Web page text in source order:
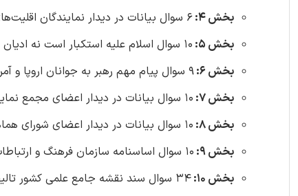
بخش 4:
6 سوال بیانات در دیدار نمایندگان اقلیت‌های مذهبی کشور در مجلس شورای اسلامی‌ 1393/11/06
بخش 5:
10 سوال اسلام علیه استکبار است نه ادیان دیگر 1393/10/17
بخش 6:
9 سوال پیام مهم رهبر به جوانان اروپا و آمریکای شمالی مورخ 1393/11/01
بخش 7:
10 سوال بیانات در دیدار اعضای مجمع نمایندگان طلاب و فضلای حوزه علمیه قم 1394/12/25
بخش 8:
10 سوال بیانات در دیدار اعضای شورای هماهنگی تبلیغات اسلامی 1396/10/06
بخش 9:
10 سوال اساسنامه سازمان فرهنگ و ارتباطات اسلامی مصوب 1402/03/30 با اصلاحات و الحاقات بعدی
بخش 10:
34 سوال سند نقشه جامع علمی کشور تالیف ایران عرضه 1403